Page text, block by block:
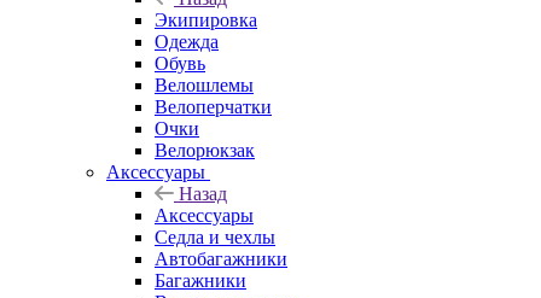
Экипировка
Одежда
Обувь
Велошлемы
Велоперчатки
Очки
Велорюкзак
Аксессуары
Назад
Аксессуары
Седла и чехлы
Автобагажники
Багажники